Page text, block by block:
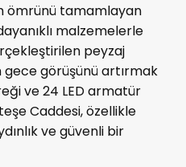
ömrünü tamamlayan
malzemelerle
peyzaj
görüşünü artırmak
ve 24 LED armatür
Caddesi, özellikle
ve güvenli bir